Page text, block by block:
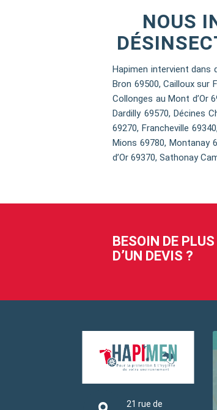
NOUS
Hapimen intervient dans
Bron 69500, Cailloux sur
Collonges au Mont d’Or
Dardilly 69570, Décines
69270, Francheville
Mions 69780, Montanay
d’Or 69370, Sathonay
BESOIN DE
D’UN DEVIS ?
21 rue de